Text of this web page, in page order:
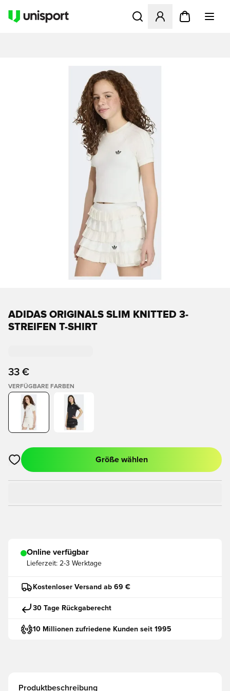
Öffnet ein neues Fenster
ADIDAS ORIGINALS SLIM KNITTED 3-
STREIFEN T-SHIRT
33 €
VERFÜGBARE FARBEN
Öffnet ein neues Fenster zum Anmelden oder Registrieren
Größe wählen
Online verfügbar
Lieferzeit: 2-3 Werktage
Kostenloser Versand ab 69 €
30 Tage Rückgaberecht
10 Millionen zufriedene Kunden seit 1995
Produktbeschreibung